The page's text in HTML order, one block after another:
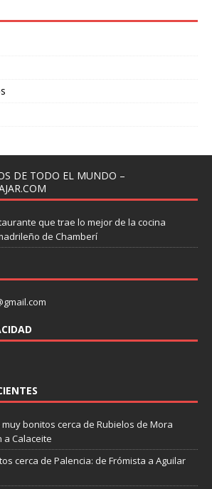
DE TODO EL MUNDO –
que trae lo mejor de la cocina
de Chamberí
bonitos cerca de Rubielos de Mora
a Calaceite
cerca de Palencia: de Frómista a Aguilar